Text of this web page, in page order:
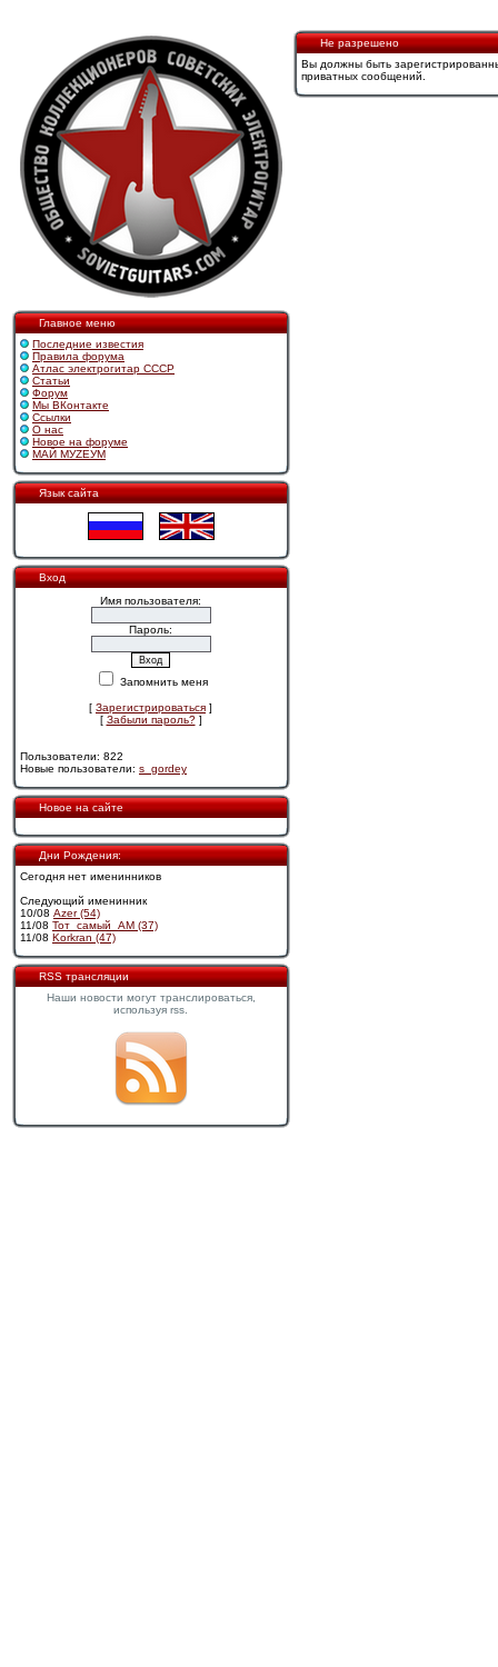
Главное меню
Последние известия
Правила форума
Атлас электрогитар СССР
Статьи
Форум
Мы ВКонтакте
Ссылки
О нас
Новое на форуме
МАЙ МУZЕУМ
Язык сайта
Вход
Имя пользователя:
Пароль:
Запомнить меня
[ Зарегистрироваться ]
[ Забыли пароль?]
Пользователи: 822
Новые пользователи: s_gordey
Новое на сайте
Дни Рождения:
Сегодня нет именинников
Следующий именинник
10/08 Azer (54)
11/08 Тот_самый_АМ (37)
11/08 Korkran (47)
RSS трансляции
Наши новости могут транслироваться,
используя rss.
Не разрешено
Вы должны быть
приватных сообщений.